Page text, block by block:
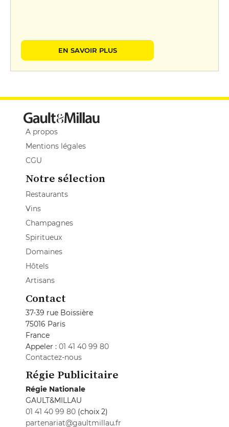
EN SAVOIR PLUS
A propos
Mentions légales
CGU
Notre sélection
Restaurants
Vins
Champagnes
Spiritueux
Domaines
Hôtels
Artisans
Contact
37-39 rue Boissière
75016 Paris
France
Appeler : 01 41 40 99 80
Contactez-nous
Régie Publicitaire
Régie Nationale
GAULT&MILLAU
01 41 40 99 80 (choix 2)
partenariat@gaultmillau.fr